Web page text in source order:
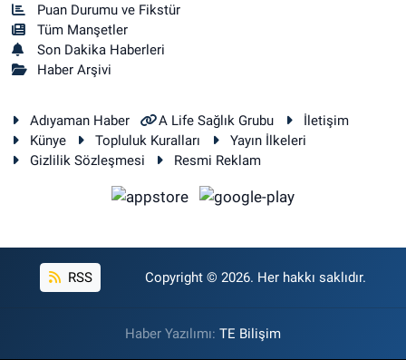
Puan Durumu ve Fikstür
Tüm Manşetler
Son Dakika Haberleri
Haber Arşivi
Adıyaman Haber A Life Sağlık Grubu
İletişim
Künye
Topluluk Kuralları
Yayın İlkeleri
Gizlilik Sözleşmesi
Resmi Reklam
RSS Copyright © 2026. Her hakkı saklıdır.
Haber Yazılımı: TE Bilişim